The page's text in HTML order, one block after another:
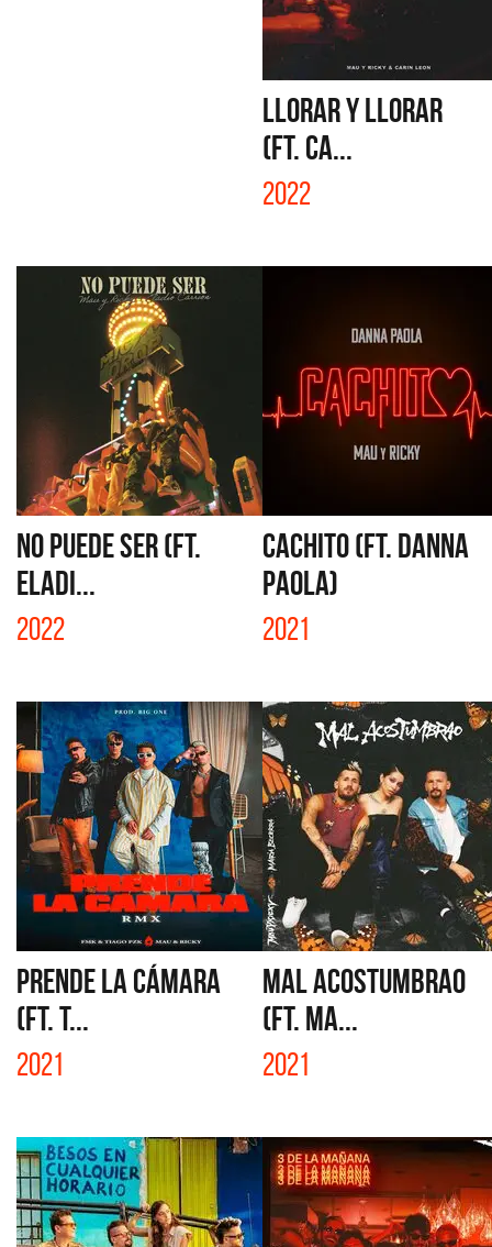
LLORAR Y LLORAR
(FT. CA...
2022
NO PUEDE SER (FT.
ELADI...
2022
CACHITO (FT. DANNA
PAOLA)
2021
PRENDE LA CÁMARA
(FT. T...
2021
MAL ACOSTUMBRAO
(FT. MA...
2021